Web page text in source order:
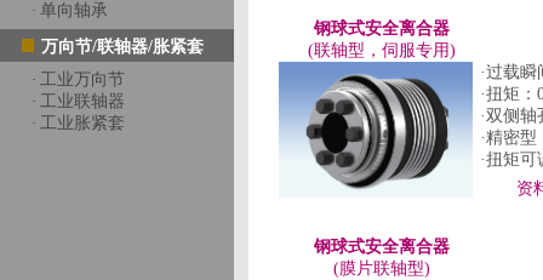
· 单向轴承
万向节/联轴器/胀紧套
· 工业万向节
· 工业联轴器
· 工业胀紧套
钢球式安全离合器
(联轴型，伺服专用)
·过载
·扭矩：
·双侧
·精密
·扭矩
资
钢球式安全离合器
(膜片联轴型)